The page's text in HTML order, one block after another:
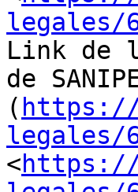
legales/
Link de
de
( https://
legales/
<https://